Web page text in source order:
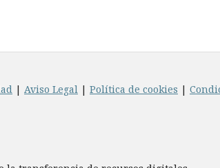
| Aviso Legal | Política de cookies |